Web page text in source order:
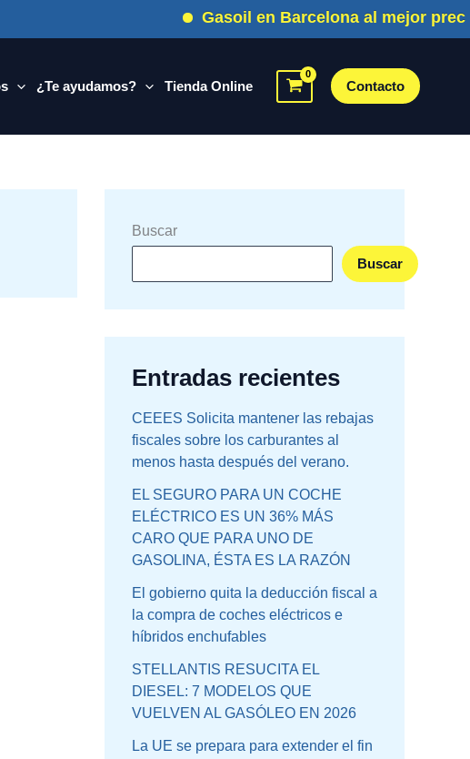
Gasoil en Barcelona al mejor precio
¿Te ayudamos? Tienda Online Contacto
Buscar
Buscar
Entradas recientes
CEEES Solicita mantener las rebajas
fiscales sobre los carburantes al
menos hasta después del verano.
EL SEGURO PARA UN COCHE
ELÉCTRICO ES UN 36% MÁS
CARO QUE PARA UNO DE
GASOLINA, ÉSTA ES LA RAZÓN
El gobierno quita la deducción fiscal a
la compra de coches eléctricos e
híbridos enchufables
STELLANTIS RESUCITA EL
DIESEL: 7 MODELOS QUE
VUELVEN AL GASÓLEO EN 2026
La UE se prepara para extender el fin